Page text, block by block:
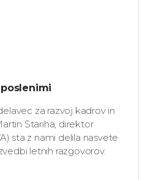
za razvoj kadrov in
Stariha, direktor
sta z nami delila nasvete
letnih razgovorov.